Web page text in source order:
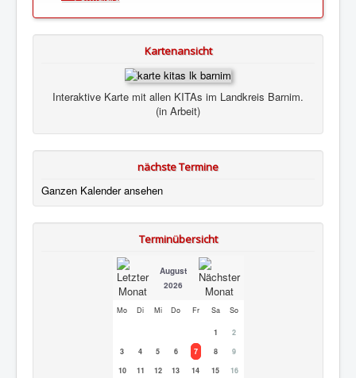
Kartenansicht
Interaktive Karte mit allen KITAs im Landkreis Barnim.
(in Arbeit)
nächste Termine
Ganzen Kalender ansehen
Terminübersicht
August
2026
Mo Di Mi Do Fr Sa So
1
2
3
4 5 6 7 8
9
10
11 12 13 14 15 16